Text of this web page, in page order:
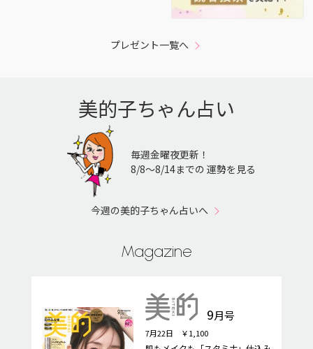
プレゼント一覧へ
美的子ちゃん占い
毎週金曜夜更新！
8/8〜8/14までの 運勢を見る
今週の美的子ちゃん占いへ
Magazine
9月号
7月22日 ￥1,100